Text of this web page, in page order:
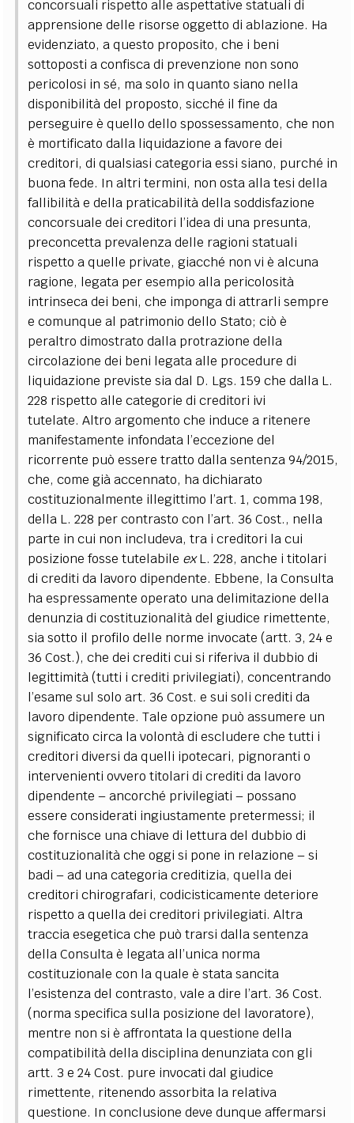
concorsuali rispetto alle aspettative statuali di
apprensione delle risorse oggetto di ablazione. Ha
evidenziato, a questo proposito, che i beni
sottoposti a confisca di prevenzione non sono
pericolosi in sé, ma solo in quanto siano nella
disponibilità del proposto, sicché il fine da
perseguire è quello dello spossessamento, che non
è mortificato dalla liquidazione a favore dei
creditori, di qualsiasi categoria essi siano, purché in
buona fede. In altri termini, non osta alla tesi della
fallibilità e della praticabilità della soddisfazione
concorsuale dei creditori l’idea di una presunta,
preconcetta prevalenza delle ragioni statuali
rispetto a quelle private, giacché non vi è alcuna
ragione, legata per esempio alla pericolosità
intrinseca dei beni, che imponga di attrarli sempre
e comunque al patrimonio dello Stato; ciò è
peraltro dimostrato dalla protrazione della
circolazione dei beni legata alle procedure di
liquidazione previste sia dal D. Lgs. 159 che dalla L.
228 rispetto alle categorie di creditori ivi
tutelate.Altro argomento che induce a ritenere
manifestamente infondata l’eccezione del
ricorrente può essere tratto dalla sentenza 94/2015,
che, come già accennato, ha dichiarato
costituzionalmente illegittimo l’art. 1, comma 198,
della L. 228 per contrasto con l’art. 36 Cost., nella
parte in cui non includeva, tra i creditori la cui
posizione fosse tutelabile exL. 228, anche i titolari
di crediti da lavoro dipendente. Ebbene, la Consulta
ha espressamente operato una delimitazione della
denunzia di costituzionalità del giudice rimettente,
sia sotto il profilo delle norme invocate (artt. 3, 24 e
36 Cost.), che dei crediti cui si riferiva il dubbio di
legittimità (tutti i crediti privilegiati), concentrando
l’esame sul solo art. 36 Cost. e sui soli crediti da
lavoro dipendente.Tale opzione può assumere un
significato circa la volontà di escludere che tutti i
creditori diversi da quelli ipotecari, pignoranti o
intervenienti ovvero titolari di crediti da lavoro
dipendente – ancorché privilegiati – possano
essere considerati ingiustamente pretermessi; il
che fornisce una chiave di lettura del dubbio di
costituzionalità che oggi si pone in relazione – si
badi – ad una categoria creditizia, quella dei
creditori chirografari, codicisticamente deteriore
rispetto a quella dei creditori privilegiati.Altra
traccia esegetica che può trarsi dalla sentenza
della Consulta è legata all’unica norma
costituzionale con la quale è stata sancita
l’esistenza del contrasto, vale a dire l’art. 36 Cost.
(norma specifica sulla posizione del lavoratore),
mentre non si è affrontata la questione della
compatibilità della disciplina denunziata con gli
artt. 3 e 24 Cost. pure invocati dal giudice
rimettente, ritenendo assorbita la relativa
questione. In conclusione deve dunque affermarsi